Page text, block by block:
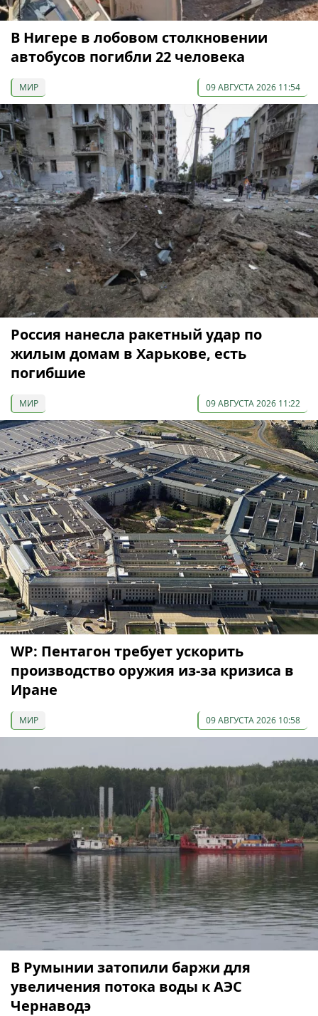
В Нигере в лобовом столкновении
автобусов погибли 22 человека
МИР 09 АВГУСТА 2026 11:54
Россия нанесла ракетный удар по
жилым домам в Харькове, есть
погибшие
МИР 09 АВГУСТА 2026 11:22
WP: Пентагон требует ускорить
производство оружия из-за кризиса в
Иране
МИР 09 АВГУСТА 2026 10:58
В Румынии затопили баржи для
увеличения потока воды к АЭС
Чернаводэ